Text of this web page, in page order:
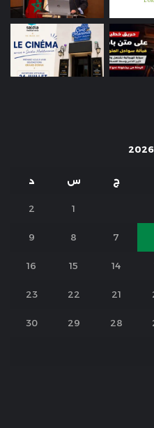
ج س د
1
2
7
8
9
14
15
16
21
22
23
28
29
30